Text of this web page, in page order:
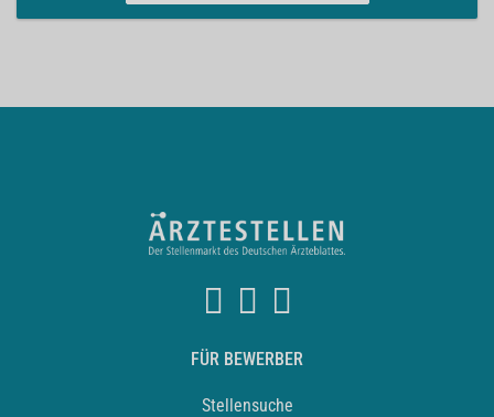
FÜR BEWERBER
Stellensuche